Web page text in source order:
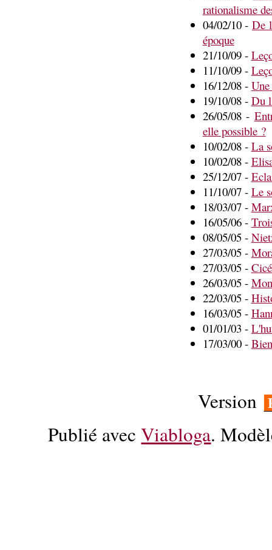
rationalisme
04/02/10 -De
époque
21/10/09 -
11/10/09 -
16/12/08 -
19/10/08 - Du
26/05/08 -
elle possible ?
10/02/08 - La
10/02/08 -
25/12/07 -
11/10/07 - Le
18/03/07 -
16/05/06 -
08/05/05 -
27/03/05 -
27/03/05 -
26/03/05 -
22/03/05 -
16/03/05 -
01/01/03 -
17/03/00 -
Version
Publié avecViabloga.